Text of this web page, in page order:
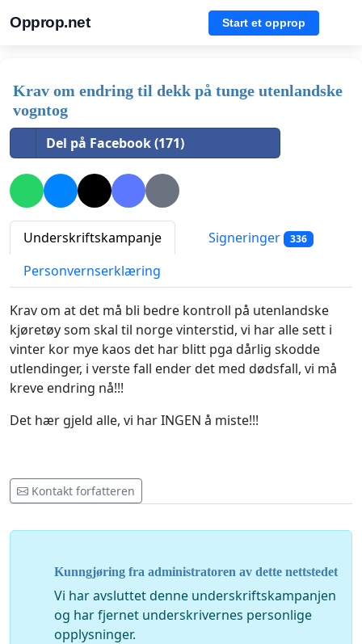
Opprop.net Start et opprop
Krav om endring til dekk på tunge utenlandske
vogntog
Del på Facebook (171)
Underskriftskampanje Signeringer 336
Personvernserklæring
Krav om at det må bli bedre kontroll på utenlandske
kjøretøy som skal til norge vinterstid, vi har alle sett i
vinter kor mye kaos det har blitt pga dårlig skodde
utlendinger, i verste fall ender det med dødsfall, vi må
kreve endring nå!!!
Det hær gjeld alle, vi har INGEN å miste!!!
Kontakt forfatteren
Kunngjøring fra administratoren av dette nettstedet
Vi har avsluttet denne underskriftskampanjen
og har fjernet underskrivernes personlige
opplysninger.